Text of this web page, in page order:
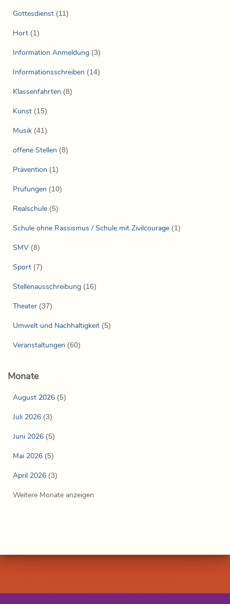
Gottesdienst (11)
Hort (1)
Information Anmeldung (3)
Informationsschreiben (14)
Klassenfahrten (8)
Kunst (15)
Musik (41)
offene Stellen (8)
Prävention (1)
Prüfungen (10)
Realschule (5)
Schule ohne Rassismus / Schule mit Zivilcourage (1)
SMV (8)
Sport (7)
Stellenausschreibung (16)
Theater (37)
Umwelt und Nachhaltigkeit (5)
Veranstaltungen (60)
Monate
August 2026 (5)
Juli 2026 (3)
Juni 2026 (5)
Mai 2026 (5)
April 2026 (3)
Weitere Monate anzeigen